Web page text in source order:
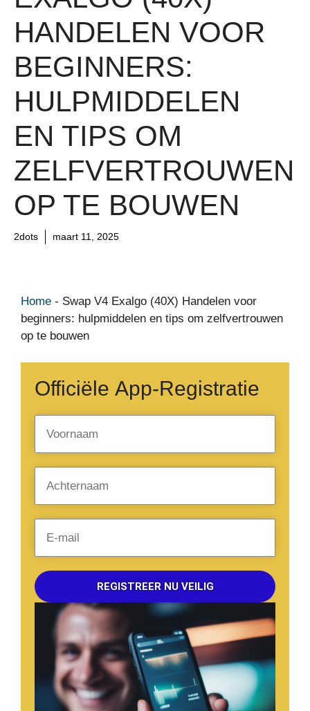
HANDELEN VOOR
BEGINNERS:
HULPMIDDELEN
EN TIPS OM
ZELFVERTROUWEN
OP TE BOUWEN
2dots maart 11, 2025
Home - Swap V4 Exalgo (40X) Handelen voor
beginners: hulpmiddelen en tips om zelfvertrouwen
op te bouwen
Officiële App-Registratie
REGISTREER NU VEILIG